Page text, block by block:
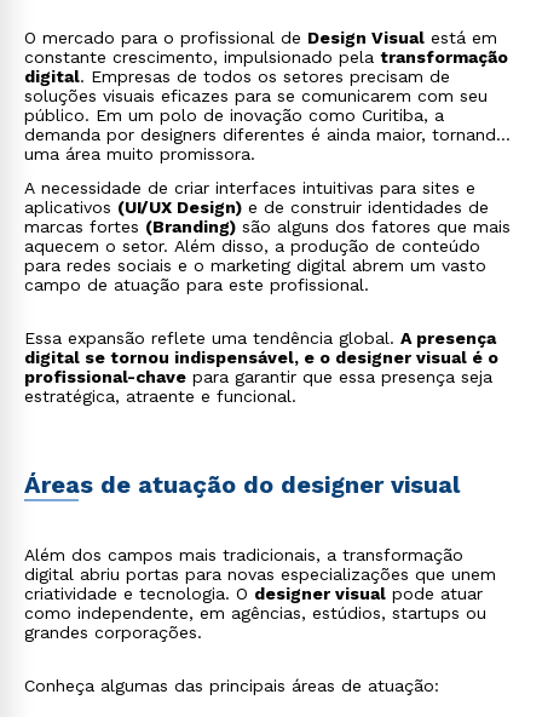
O mercado para o profissional de Design Visual está em
constante crescimento, impulsionado pela transformação
digital. Empresas de todos os setores precisam de
soluções visuais eficazes para se comunicarem com seu
público. Em um polo de inovação como Curitiba, a
demanda por designers diferentes é ainda maior, tornando
uma área muito promissora.
A necessidade de criar interfaces intuitivas para sites e
aplicativos (UI/UX Design) e de construir identidades de
marcas fortes (Branding) são alguns dos fatores que mais
aquecem o setor. Além disso, a produção de conteúdo
para redes sociais e o marketing digital abrem um vasto
campo de atuação para este profissional.
Essa expansão reflete uma tendência global. A presença
digital se tornou indispensável, e o designer visual é o
profissional-chave para garantir que essa presença seja
estratégica, atraente e funcional.
Áreas de atuação do designer visual
Além dos campos mais tradicionais, a transformação
digital abriu portas para novas especializações que unem
criatividade e tecnologia. O designer visual pode atuar
como independente, em agências, estúdios, startups ou
grandes corporações.
Conheça algumas das principais áreas de atuação: